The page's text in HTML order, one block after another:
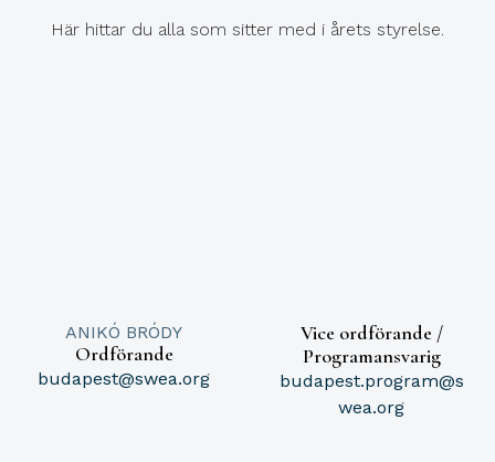
Här hittar du alla som sitter med i årets styrelse.
ANIKÓ BRÓDY
Ordförande
budapest@swea.org
Vice ordförande /
Programansvarig
budapest.program@s
wea.org